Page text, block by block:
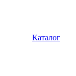
Каталог